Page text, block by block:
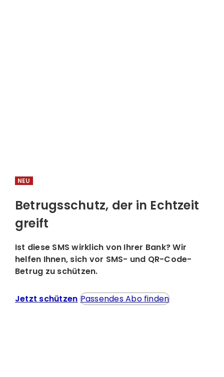
NEU
Betrugsschutz, der in Echtzeit
greift
Ist diese SMS wirklich von Ihrer Bank?Wir
helfen Ihnen, sich vor SMS- und QR-Code-
Betrug zu schützen.
Jetzt schützen Passendes Abo finden